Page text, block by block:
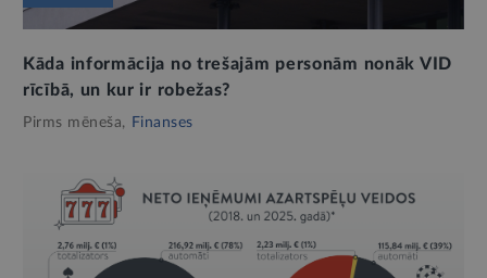
Kāda informācija no trešajām personām nonāk VID
rīcībā, un kur ir robežas?
Pirms mēneša, Finanses